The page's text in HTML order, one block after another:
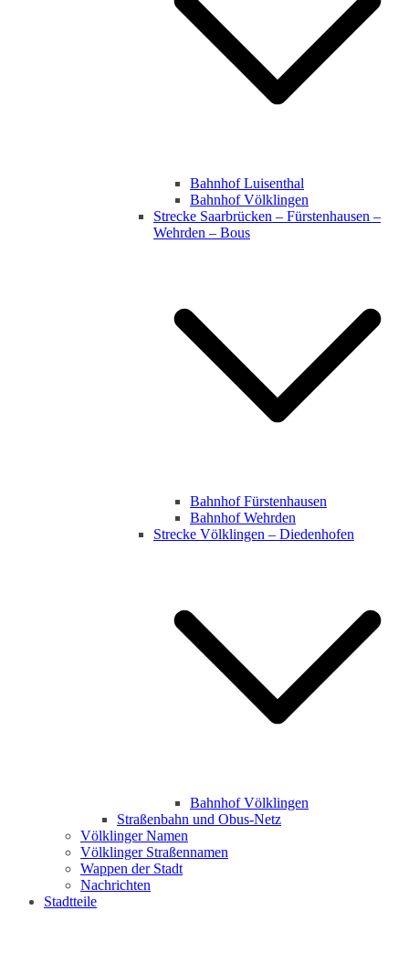
Bahnhof Luisenthal
Bahnhof Völklingen
Strecke Saarbrücken – Fürstenhausen –
Wehrden – Bous
Bahnhof Fürstenhausen
Bahnhof Wehrden
Strecke Völklingen – Diedenhofen
Bahnhof Völklingen
Straßenbahn und Obus-Netz
Völklinger Namen
Völklinger Straßennamen
Wappen der Stadt
Nachrichten
Stadtteile